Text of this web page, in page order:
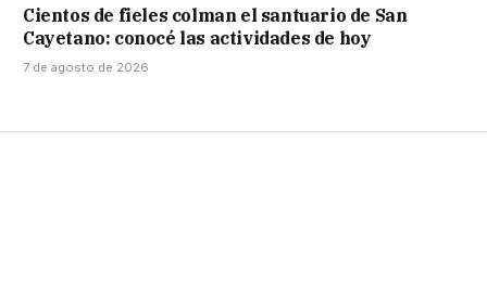
Cientos de fieles colman el santuario de San
Cayetano: conocé las actividades de hoy
7 de agosto de 2026